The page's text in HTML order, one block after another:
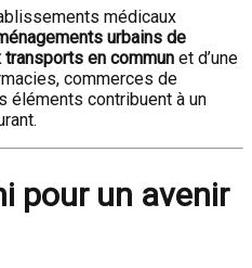
médicaux
urbains de
en commun et d’une
commerces de
éléments contribuent à un
pour un avenir